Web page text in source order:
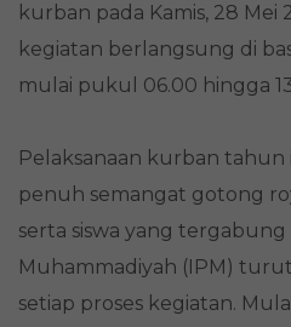
kurban pada Kamis, 28
kegiatan berlangsung di
mulai pukul 06.00 hingga
Pelaksanaan kurban
penuh semangat gotong
serta siswa yang
Muhammadiyah (IPM)
setiap proses kegiatan.